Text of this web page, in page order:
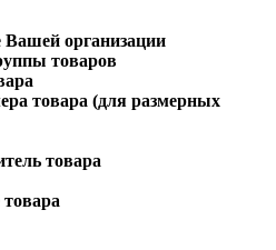
Вашей организации
товаров
товара (для размерных
товара